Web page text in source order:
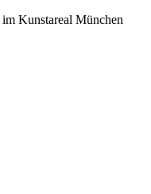
im Kunstareal München